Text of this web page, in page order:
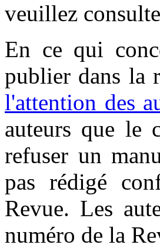
veuillez
En ce qui
publier dans la
l'attention des
auteurs que le
refuser un
pas rédigé
Revue. Les
numéro de la